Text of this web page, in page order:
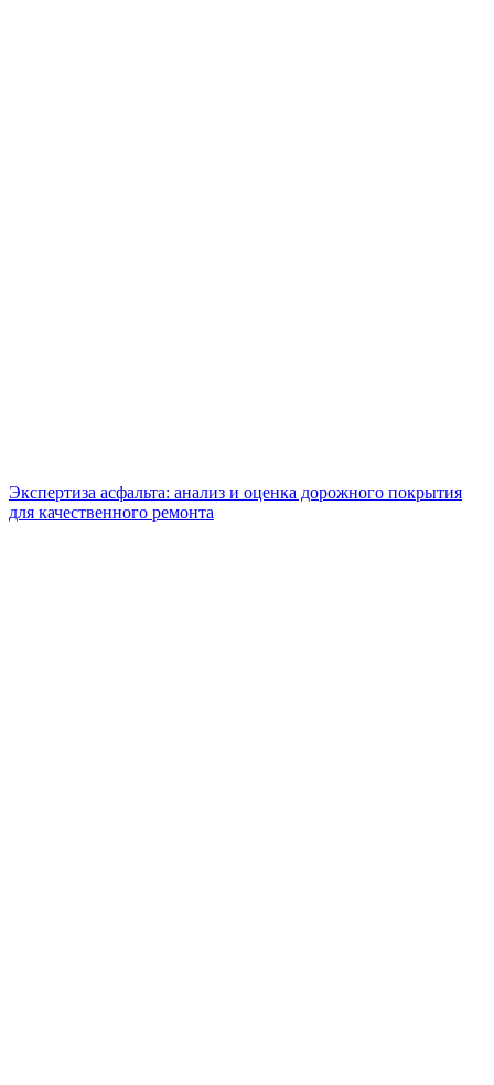
Экспертиза асфальта: анализ и оценка дорожного покрытия
для качественного ремонта